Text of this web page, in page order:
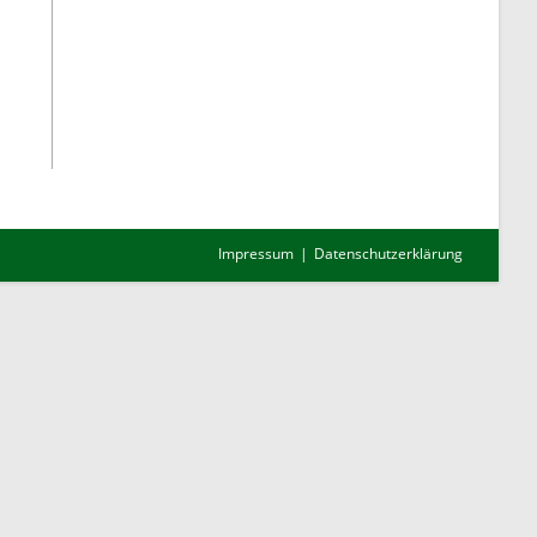
Impressum Datenschutzerklärung